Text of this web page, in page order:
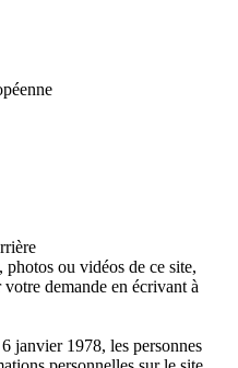
photos ou vidéos de ce site,
demande en écrivant à
janvier 1978, les personnes